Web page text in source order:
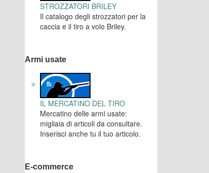
STROZZATORI BRILEY
Il catalogo degli strozzatori per la
caccia e il tiro a volo Briley.
Armi usate
IL MERCATINO DEL TIRO
Mercatino delle armi usate:
migliaia di articoli da consultare.
Inserisci anche tu il tuo articolo.
E-commerce